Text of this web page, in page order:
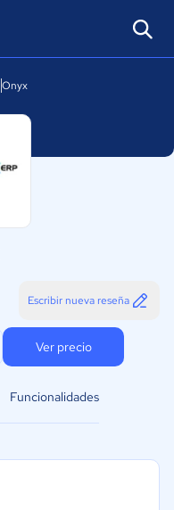
Onyx
Escribir nueva reseña
Ver precio
Funcionalidades